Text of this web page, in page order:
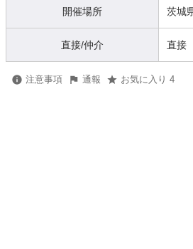
開催場所 茨城
直接/仲介 直接
注意事項 通報 お気に入り 4